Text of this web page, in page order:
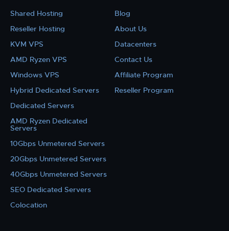
Shared Hosting
Reseller Hosting
KVM VPS
AMD Ryzen VPS
Windows VPS
Hybrid Dedicated Servers
Dedicated Servers
AMD Ryzen Dedicated
Servers
10Gbps Unmetered Servers
20Gbps Unmetered Servers
40Gbps Unmetered Servers
SEO Dedicated Servers
Colocation
Blog
About Us
Datacenters
Contact Us
Affiliate Program
Reseller Program